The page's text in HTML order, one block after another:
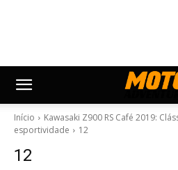
Início
Kawasaki Z900 RS Café 2019:
esportividade
12
12